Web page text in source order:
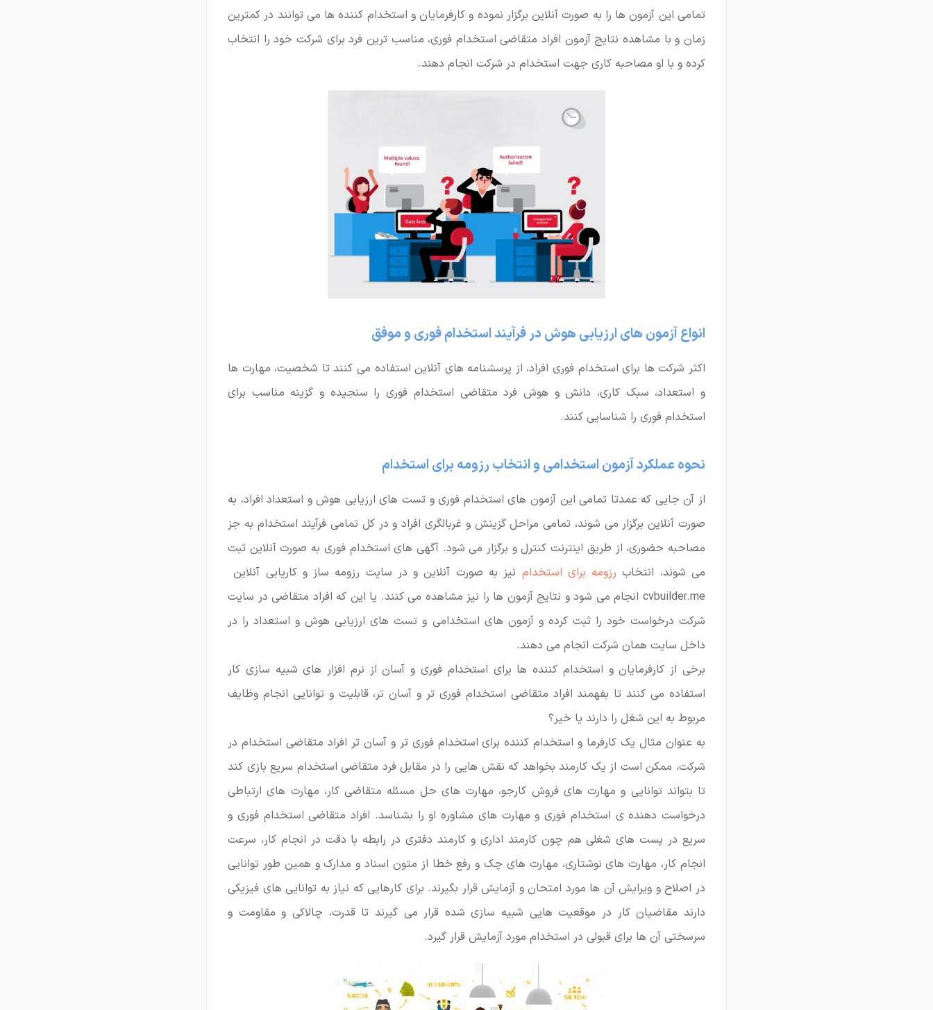
تمامی این آزمون ها را به صورت آنلاین برگزار نموده و کارفرمایان و استخدام کننده ها می توانند در کمترین
زمان و با مشاهده نتایج آزمون افراد متقاضی استخدام فوری، مناسب ترین فرد برای شرکت خود را انتخاب
کرده و با او مصاحبه کاری جهت استخدام در شرکت انجام دهند.
انواع آزمون های ارزیابی هوش در فرآیند استخدام فوری و موفق
اکثر شرکت ها برای استخدام فوری افراد، از پرسشنامه های آنلاین استفاده می کنند تا شخصیت، مهارت ها
و استعداد، سبک کاری، دانش و هوش فرد متقاضی استخدام فوری را سنجیده و گزینه مناسب برای
استخدام فوری را شناسایی کنند.
نحوه عملکرد آزمون استخدامی و انتخاب رزومه برای استخدام
از آن جایی که عمدتا تمامی این آزمون های استخدام فوری و تست های ارزیابی هوش و استعداد افراد، به
صورت آنلاین برگزار می شوند، تمامی مراحل گزینش و غربالگری افراد و در کل تمامی فرآیند استخدام به جز
مصاحبه حضوری، از طریق اینترنت کنترل و برگزار می شود. آگهی های استخدام فوری به صورت آنلاین ثبت
می شوند، انتخاب رزومه برای استخدام نیز به صورت آنلاین و در سایت رزومه ساز و کاریابی آنلاین
cvbuilder.me انجام می شود و نتایج آزمون ها را نیز مشاهده می کنند. یا این که افراد متقاضی در سایت
شرکت درخواست خود را ثبت کرده و آزمون های استخدامی و تست های ارزیابی هوش و استعداد را در
داخل سایت همان شرکت انجام می دهند.
برخی از کارفرمایان و استخدام کننده ها برای استخدام فوری و آسان از نرم افزار های شبیه سازی کار
استفاده می کنند تا بفهمند افراد متقاضی استخدام فوری تر و آسان تر، قابلیت و توانایی انجام وظایف
مربوط به این شغل را دارند یا خیر؟
به عنوان مثال یک کارفرما و استخدام کننده برای استخدام فوری تر و آسان تر افراد متقاضی استخدام در
شرکت، ممکن است از یک کارمند بخواهد که نقش هایی را در مقابل فرد متقاضی استخدام سریع بازی کند
تا بتواند توانایی و مهارت های فروش کارجو، مهارت های حل مسئله متقاضی کار، مهارت های ارتباطی
درخواست دهنده ی استخدام فوری و مهارت های مشاوره او را بشناسد. افراد متقاضی استخدام فوری و
سریع در پست های شغلی هم چون کارمند اداری و کارمند دفتری در رابطه با دقت در انجام کار، سرعت
انجام کار، مهارت های نوشتاری، مهارت های چک و رفع خطا از متون اسناد و مدارک و همین طور توانایی
در اصلاح و ویرایش آن ها مورد امتحان و آزمایش قرار بگیرند. برای کارهایی که نیاز به توانایی های فیزیکی
دارند مقاضیان کار در موقعیت هایی شبیه سازی شده قرار می گیرند تا قدرت، چالاکی و مقاومت و
سرسختی آن ها برای قبولی در استخدام مورد آزمایش قرار گیرد.